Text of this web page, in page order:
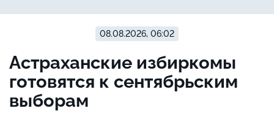
08.08.2026, 06:02
Астраханские избиркомы
готовятся к сентябрьским
выборам